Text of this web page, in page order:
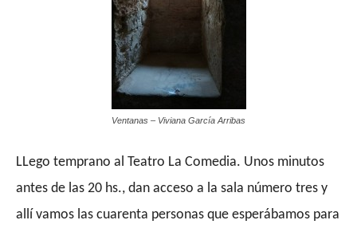
Ventanas – Viviana García Arribas
LLego temprano al Teatro La Comedia. Unos minutos
antes de las 20 hs., dan acceso a la sala número tres y
allí vamos las cuarenta personas que esperábamos para